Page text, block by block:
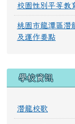
校園性別平等教
桃園市龍潭區潛
及運作要點
學校資訊
潛龍校歌